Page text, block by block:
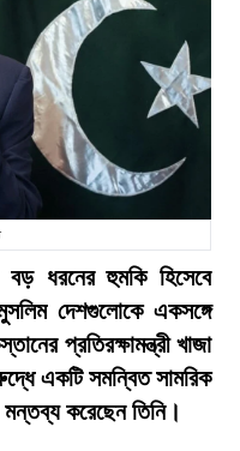
ধরনের হুমকি হিসেবে
দেশগুলোকে একসঙ্গে
প্রতিরক্ষামন্ত্রী খাজা
একটি সমন্বিত সামরিক
করেছেন তিনি।